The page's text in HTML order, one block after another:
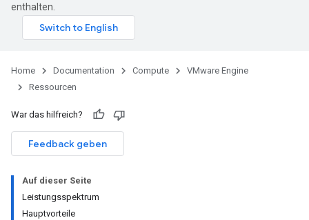
enthalten.
Home Documentation Compute
VMware Engine
Ressourcen
War das hilfreich?
Feedback geben
Auf dieser Seite
Leistungsspektrum
Hauptvorteile